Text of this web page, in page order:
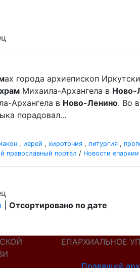
ах города архиепископ
храм Михаила-Архангела в Ново-
Архангела в Ново-Ленино. Во
порадовал...
, иерей , хиротония , литургия ,
православный портал / Новости епархии
Отсортировано по дате
ЕПАРХИАЛЬНОЕ
Правящий